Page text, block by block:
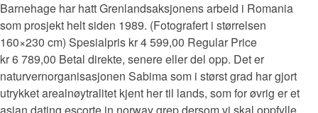
Barnehage har hatt Grenlandsaksjonens arbeid i Romania
som prosjekt helt siden 1989. (Fotografert i størrelsen
160×230 cm) Spesialpris kr 4 599,00 Regular Price
kr 6 789,00 Betal direkte, senere eller del opp. Det er
naturvernorganisasjonen Sabima som i størst grad har gjort
utrykket arealnøytralitet kjent her til lands, som for øvrig er et
asian dating escorte in norway grep dersom vi skal oppfylle